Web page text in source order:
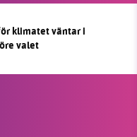
klimatet väntar i
valet